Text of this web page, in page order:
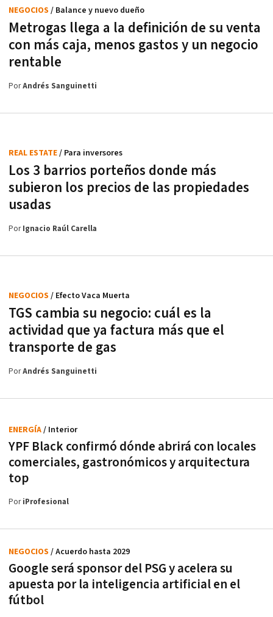
Metrogas llega a la definición de su venta
con más caja, menos gastos y un negocio
rentable
NEGOCIOS / Balance y nuevo dueño
PorAndrés Sanguinetti
Los 3 barrios porteños donde más
subieron los precios de las propiedades
usadas
REAL ESTATE/ Para inversores
PorIgnacio Raúl Carella
TGS cambia su negocio: cuál es la
actividad que ya factura más que el
transporte de gas
NEGOCIOS / Efecto Vaca Muerta
PorAndrés Sanguinetti
YPF Black confirmó dónde abrirá con locales
comerciales, gastronómicos y arquitectura
top
ENERGÍA/ Interior
PoriProfesional
Google será sponsor del PSG y acelera su
apuesta por la inteligencia artificial en el
fútbol
NEGOCIOS / Acuerdo hasta 2029